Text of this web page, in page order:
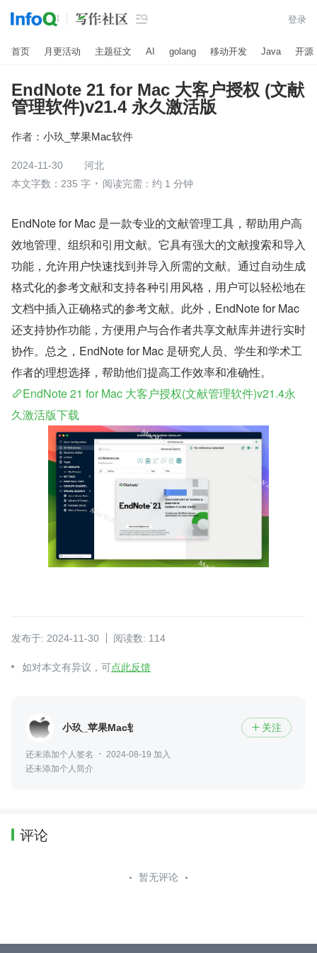
 登录
首页 月更活动 主题征文 AI golang 移动开发 Java 开源
EndNote 21 for Mac 大客户授权 (文献
管理软件)v21.4 永久激活版
作者： 小玖_苹果Mac软件
2024-11-30
河北
本文字数：235 字
阅读完需：约 1 分钟
EndNote for Mac 是一款专业的文献管理工具，帮助用户高
效地管理、组织和引用文献。它具有强大的文献搜索和导入
功能，允许用户快速找到并导入所需的文献。通过自动生成
格式化的参考文献和支持各种引用风格，用户可以轻松地在
文档中插入正确格式的参考文献。此外，EndNote for Mac
还支持协作功能，方便用户与合作者共享文献库并进行实时
协作。总之，EndNote for Mac 是研究人员、学生和学术工
作者的理想选择，帮助他们提高工作效率和准确性。
EndNote 21 for Mac 大客户授权(文献管理软件)v21.4永
久激活版下载
发布于: 2024-11-30 阅读数: 114
如对本文有异议，可点此反馈
小玖_苹果Mac软件  关注
还未添加个人签名
2024-08-19 加入
还未添加个人简介
评论
暂无评论